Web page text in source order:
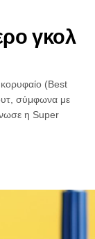
γκολ
(Best
σύμφωνα με
η Super